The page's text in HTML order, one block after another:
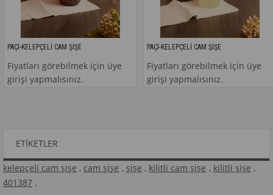
KELEPÇELİ CAM ŞİŞE
görebilmek için üye
yapmalısınız.
PAÇİ-KELEPÇELİ CAM ŞİŞE
Fiyatları görebilmek için üye
girişi yapmalısınız.
ETIKETLER
kelepçeli cam şişe , cam şişe , şişe , kilitli cam şişe , kilitli şişe ,
401387 ,